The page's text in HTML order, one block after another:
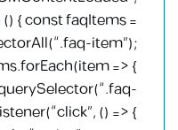
{ const faqItems =
item”);
=> {
() => {